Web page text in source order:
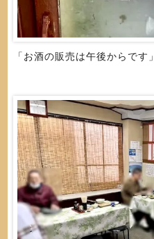
「お酒の販売は午後からです」